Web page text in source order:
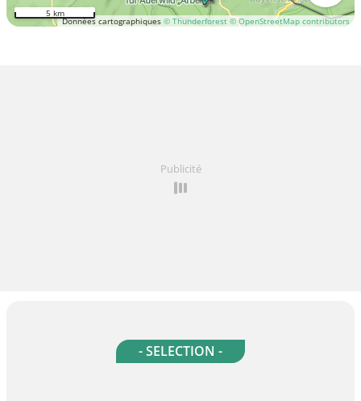
Données cartographiques © Thunderforest © OpenStreetMap contributors
5 km
Publicité
- SELECTION -